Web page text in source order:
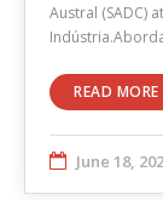
Austral (SADC)
READ MORE
June 18,